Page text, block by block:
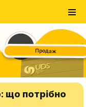
Продаж
що потрібно